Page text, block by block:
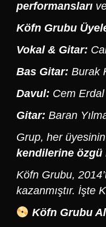
performansları
Köfn Grubu
Vokal & Gitar:
Bas Gitar: Burak
Davul: Cem Erdal
Gitar: Baran
Grup, her
kendilerine
Köfn Grubu,
kazanmıştır. İşte
Köfn Grubu